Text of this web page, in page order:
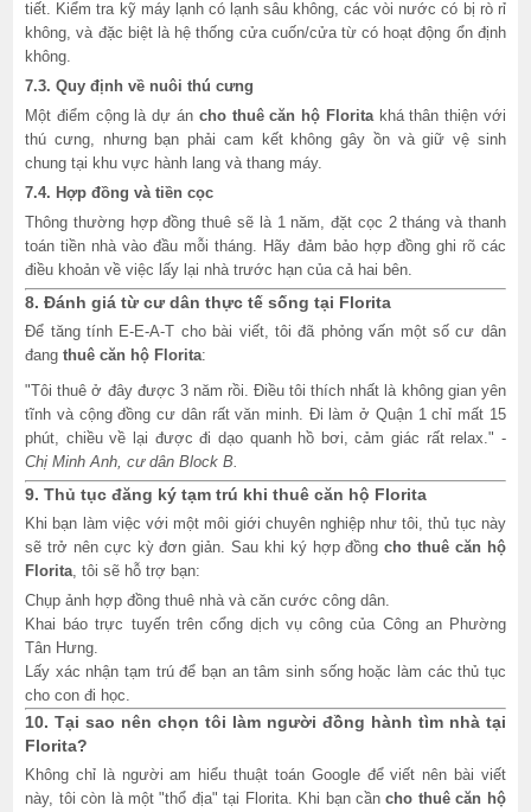
tiết. Kiểm tra kỹ máy lạnh có lạnh sâu không, các vòi nước có bị rò rỉ
không, và đặc biệt là hệ thống cửa cuốn/cửa từ có hoạt động ổn định
không.
7.3. Quy định về nuôi thú cưng
Một điểm cộng là dự án cho thuê căn hộ Floritakhá thân thiện với
thú cưng, nhưng bạn phải cam kết không gây ồn và giữ vệ sinh
chung tại khu vực hành lang và thang máy.
7.4. Hợp đồng và tiền cọc
Thông thường hợp đồng thuê sẽ là 1 năm, đặt cọc 2 tháng và thanh
toán tiền nhà vào đầu mỗi tháng. Hãy đảm bảo hợp đồng ghi rõ các
điều khoản về việc lấy lại nhà trước hạn của cả hai bên.
8. Đánh giá từ cư dân thực tế sống tại Florita
Để tăng tính E-E-A-T cho bài viết, tôi đã phỏng vấn một số cư dân
đangthuê căn hộ Florita:
"Tôi thuê ở đây được 3 năm rồi. Điều tôi thích nhất là không gian yên
tĩnh và cộng đồng cư dân rất văn minh. Đi làm ở Quận 1 chỉ mất 15
phút, chiều về lại được đi dạo quanh hồ bơi, cảm giác rất relax." -
Chị Minh Anh, cư dân Block B.
9. Thủ tục đăng ký tạm trú khi thuê căn hộ Florita
Khi bạn làm việc với một môi giới chuyên nghiệp như tôi, thủ tục này
sẽ trở nên cực kỳ đơn giản. Sau khi ký hợp đồngcho thuê căn hộ
Florita, tôi sẽ hỗ trợ bạn:
Chụp ảnh hợp đồng thuê nhà và căn cước công dân.
Khai báo trực tuyến trên cổng dịch vụ công của Công an Phường
Tân Hưng.
Lấy xác nhận tạm trú để bạn an tâm sinh sống hoặc làm các thủ tục
cho con đi học.
10. Tại sao nên chọn tôi làm người đồng hành tìm nhà tại
Florita?
Không chỉ là người am hiểu thuật toán Google để viết nên bài viết
này, tôi còn là một "thổ địa" tại Florita. Khi bạn cầncho thuê căn hộ